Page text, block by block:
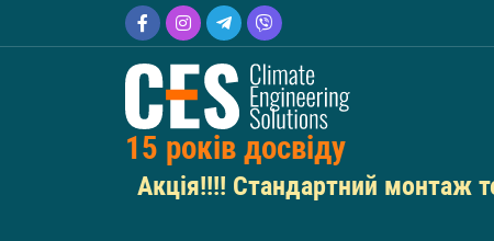
15 років досвіду
Акція!!!! Стандартний монтаж